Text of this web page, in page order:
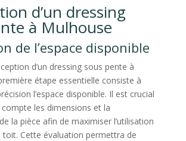
d’un dressing
à Mulhouse
de l’espace disponible
d’un dressing sous pente à
étape essentielle consiste à
l’espace disponible. Il est crucial
les dimensions et la
la pièce afin de maximiser l’utilisation
toit. Cette évaluation permettra de